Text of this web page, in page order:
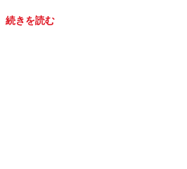
続きを読む